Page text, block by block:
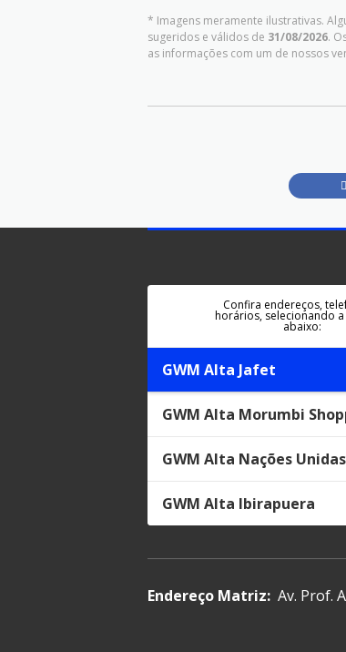
* Imagens meramente ilustrativas.
sugeridos e válidos de 31/08/2026.
as informações com um de nossos
Confira endereços,
horários, selecionando
abaixo:
GWM Alta Jafet
GWM Alta Morumbi
GWM Alta Nações Unidas
GWM Alta Ibirapuera
Endereço Matriz: Av. Prof.